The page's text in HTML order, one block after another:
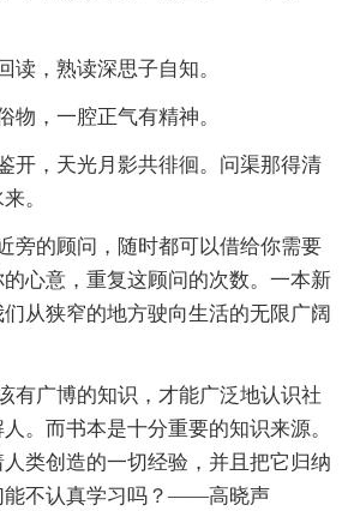
读，熟读深思子自知。
物，一腔正气有精神。
开，天光月影共徘徊。问渠那得清
。
旁的顾问，随时都可以借给你需要
心意，重复这顾问的次数。一本新
从狭窄的地方驶向生活的无限广阔
有广博的知识，才能广泛地认识社
。而书本是十分重要的知识来源。
类创造的一切经验，并且把它归纳
能不认真学习吗？——高晓声